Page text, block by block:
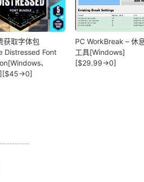
获取字体包
Distressed Font
、
PC WorkBreak – 休
工具[Windows]
[$29.99→0]